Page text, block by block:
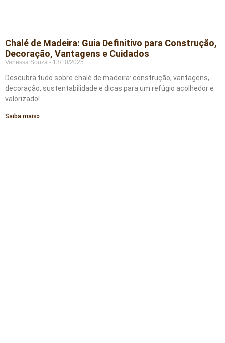
Chalé de Madeira: Guia Definitivo para Construção,
Decoração, Vantagens e Cuidados
Vanessa Souza 13/10/2025
Descubra tudo sobre chalé de madeira: construção, vantagens,
decoração, sustentabilidade e dicas para um refúgio acolhedor e
valorizado!
Saiba mais»